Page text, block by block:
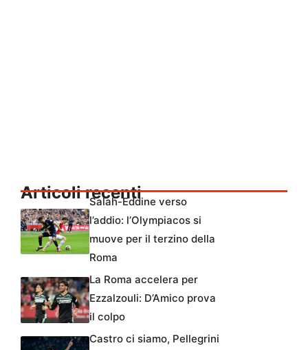
Articoli recenti
Salah-Eddine verso
l’addio: l’Olympiacos si
muove per il terzino della
Roma
La Roma accelera per
Ezzalzouli: D’Amico prova
il colpo
Castro ci siamo, Pellegrini